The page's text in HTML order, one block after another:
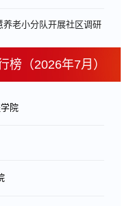
养老小分队开展社区调研
榜（2026年7月）
院